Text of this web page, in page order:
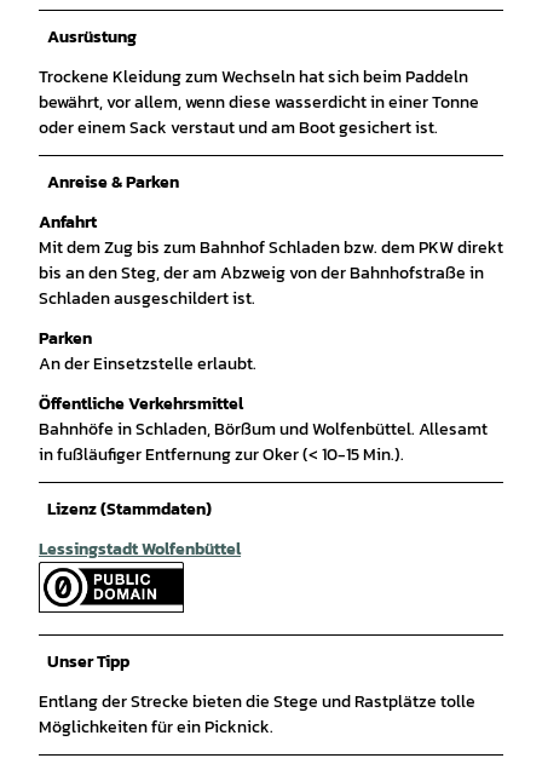
Ausrüstung
Trockene Kleidung zum Wechseln hat sich beim Paddeln
bewährt, vor allem, wenn diese wasserdicht in einer Tonne
oder einem Sack verstaut und am Boot gesichert ist.
Anreise & Parken
Anfahrt
Mit dem Zug bis zum Bahnhof Schladen bzw. dem PKW direkt
bis an den Steg, der am Abzweig von der Bahnhofstraße in
Schladen ausgeschildert ist.
Parken
An der Einsetzstelle erlaubt.
Öffentliche Verkehrsmittel
Bahnhöfe in Schladen, Börßum und Wolfenbüttel. Allesamt
in fußläufiger Entfernung zur Oker (< 10-15 Min.).
Lizenz (Stammdaten)
Lessingstadt Wolfenbüttel
Unser Tipp
Entlang der Strecke bieten die Stege und Rastplätze tolle
Möglichkeiten für ein Picknick.